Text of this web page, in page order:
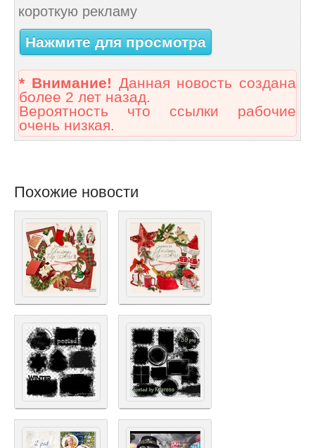
короткую рекламу
Нажмите для просмотра
* Внимание! Данная новость создана
более 2 лет назад.
Вероятность что ссылки рабочие
очень низкая.
Похожие новости